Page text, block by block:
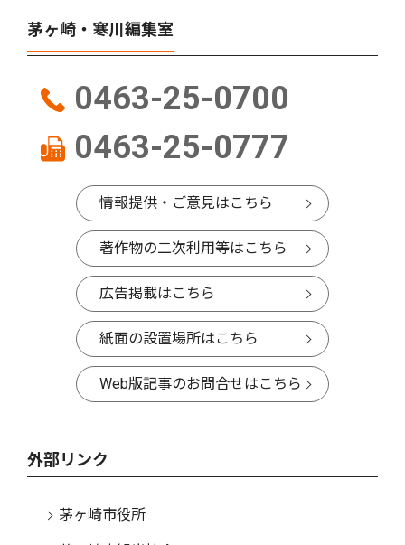
茅ヶ崎・寒川編集室
0463-25-0700
0463-25-0777
情報提供・ご意見はこちら
著作物の二次利用等はこちら
広告掲載はこちら
紙面の設置場所はこちら
Web版記事のお問合せはこちら
外部リンク
茅ヶ崎市役所